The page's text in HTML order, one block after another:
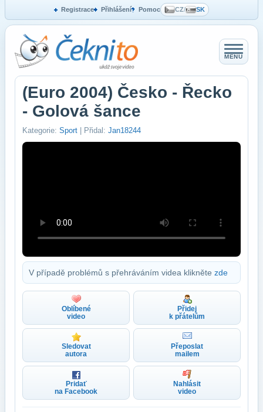
Registrace Přihlášení Pomoc CZ/ SK
MENU
(Euro 2004) Česko - Řecko
- Golová šance
Kategorie: Sport | Přidal: Jan18244
V případě problémů s přehráváním videa klikněte zde
Oblíbené
video
Přidej
k přátelům
Sledovat
autora
Přeposlat
mailem
Pridať
na Facebook
Nahlásit
video